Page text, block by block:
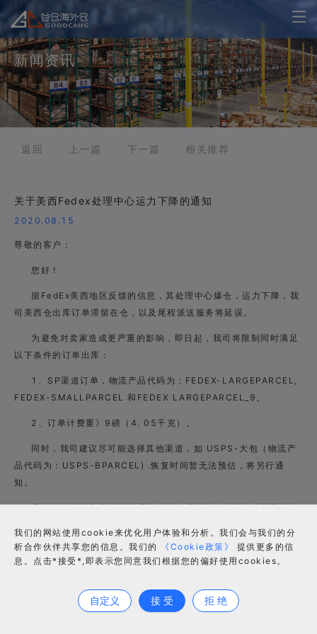
新闻资讯
返回 上一篇 下一篇 相关推荐
关于美西Fedex处理中心运力下降的通知
2020.08.15
尊敬的客户：
您好！
据FedEx美西地区反馈的信息，其处理中心爆仓，运力下降，我
司美西仓出库订单滞 留在仓，以及尾程派送服务将延误。
为避免对卖家造成更严重的影响，即日起，我司将限制同时满足
以下条件的订单出库：
1、SP渠道订单，物流产品代码为：FEDEX-LARGEPARCEL,
FEDEX-SMALLPARCEL 和FEDEX LARGEPARCEL_9。
2、订单计费重》9磅（4. 05千克）。
同时，我司建议尽可能选择其他渠道，如 USPS-大包（物流产
品代码为：USPS- BPARCEL) .恢复时间暂无法预估，将另行通
知。
我们致力于为客户提供优质的服务，感谢您一直以来对我司的信
2020年8月15日
我们的网站使用cookie来优化用户体验和分析。我们会与我们的分
析合作伙伴共享您的信息。我们的
《Cookie政策》
提供更多的信
息。点击*接受*,即表示您同意我们根据您的偏好使用cookies。
自定义 接 受 拒 绝